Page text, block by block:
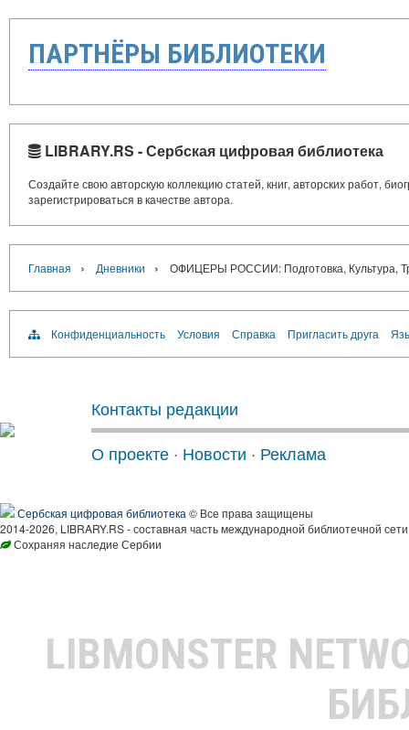
ПАРТНЁРЫ БИБЛИОТЕКИ
LIBRARY.RS - Сербская цифровая библиотека
Создайте свою авторскую коллекцию статей, книг, авторских работ,
зарегистрироваться в качестве автора.
Главная › Дневники › ОФИЦЕРЫ РОССИИ: Подготовка, Культура,
Конфиденциальность Условия Справка Пригласить друга
Контакты редакции
О проекте · Новости · Реклама
Сербская цифровая библиотека © Все права защищены
2014-2026, LIBRARY.RS - составная часть международной библиотечной
Сохраняя наследие Сербии
LIBMONSTER